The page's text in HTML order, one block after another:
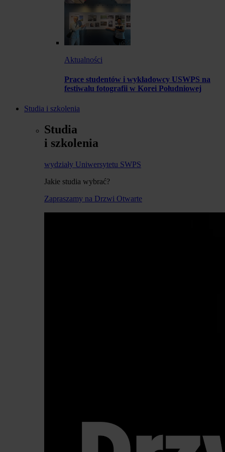
Aktualności
Prace studentów i wykładowcy USWPS na
festiwalu fotografii w Korei Południowej
Studia i szkolenia
Studia
i szkolenia
wydziały Uniwersytetu SWPS
Jakie studia wybrać?
Zapraszamy na Drzwi Otwarte